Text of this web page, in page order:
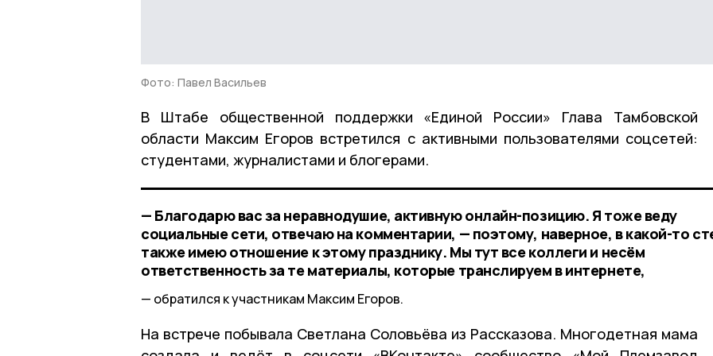
Фото: Павел Васильев
В Штабе общественной поддержки «Единой России» Глава Тамбовской
области Максим Егоров встретился с активными пользователями соцсетей:
студентами, журналистами и блогерами.
— Благодарю вас за неравнодушие, активную онлайн-позицию. Я тоже веду
социальные сети, отвечаю на комментарии, — поэтому, наверное, в какой-то
также имею отношение к этому празднику. Мы тут все коллеги и несём
ответственность за те материалы, которые транслируем в интернете,
обратился к участникам Максим Егоров.
На встрече побывала Светлана Соловьёва из Рассказова. Многодетная мама